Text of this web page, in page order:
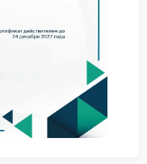
связана с
или нарушением
устранить